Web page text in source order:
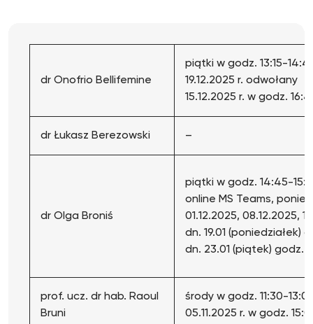
dr Onofrio Bellifemine
piątki w godz. 13:15-
19.12.2025 r. odwołany
15.12.2025 r. w godz.
dr Łukasz Berezowski –
dr Olga Broniś
piątki w godz. 14:45-
online MS Teams,
01.12.2025, 08.12.2025,
dn. 19.01 (poniedziałek)
dn. 23.01 (piątek) godz.
prof. ucz. dr hab. Raoul
Bruni
środy w godz. 11:30-
05.11.2025 r. w godz.